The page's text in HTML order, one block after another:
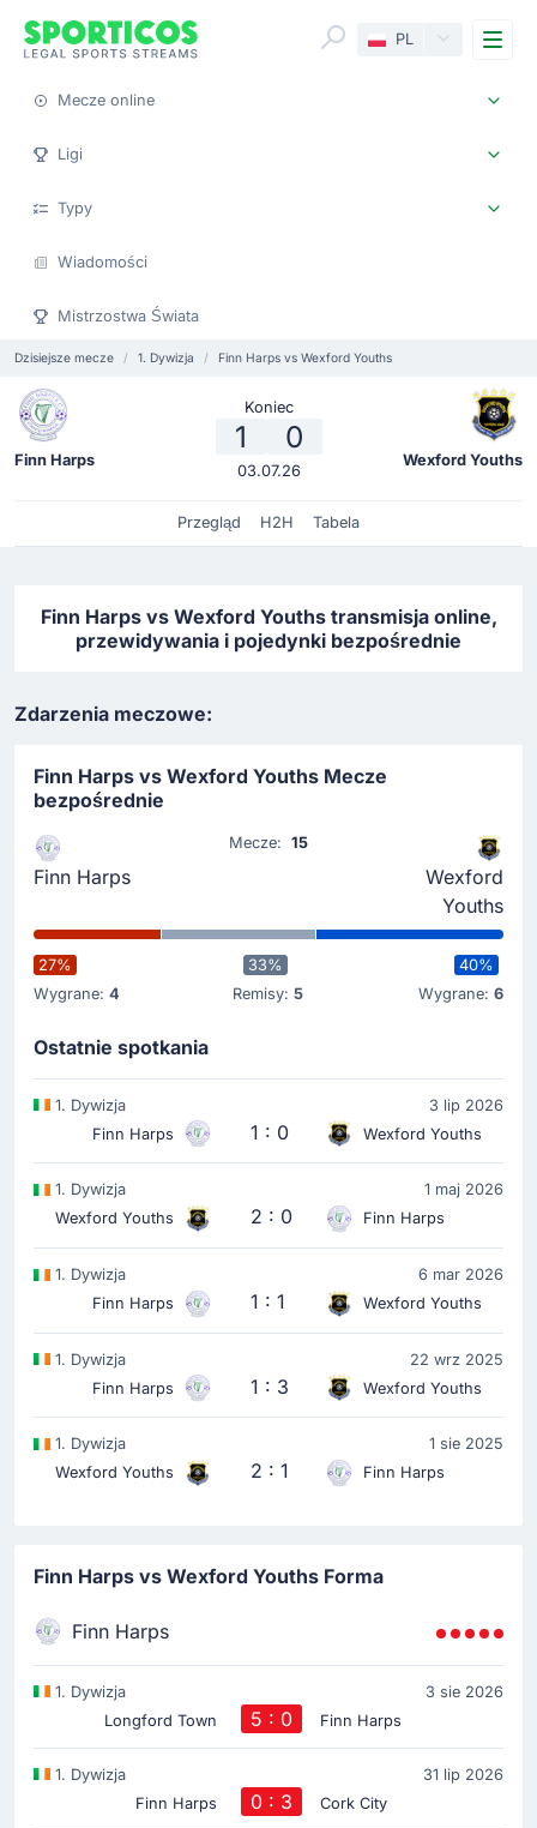
PL
Mecze online
Ligi
Typy
Wiadomości
Mistrzostwa Świata
Dzisiejsze mecze 1. Dywizja Finn Harps vs Wexford Youths
Finn Harps
Koniec
1 0
03.07.26
Wexford Youths
Przegląd H2H Tabela
Finn Harps vs Wexford Youths transmisja online,
przewidywania i pojedynki bezpośrednie
Zdarzenia meczowe:
Finn Harps vs Wexford Youths Mecze
bezpośrednie
Finn Harps
Mecze: 15
Wexford
Youths
27%
Wygrane: 4
33%
Remisy:5
40%
Wygrane: 6
Ostatnie spotkania
1. Dywizja
3 lip 2026
Finn Harps
1 : 0 Wexford Youths
1. Dywizja
1 maj 2026
Wexford Youths
2 : 0 Finn Harps
1. Dywizja
6 mar 2026
Finn Harps
1 : 1 Wexford Youths
1. Dywizja
22 wrz 2025
Finn Harps
1 : 3 Wexford Youths
1. Dywizja
1 sie 2025
Wexford Youths
2 : 1 Finn Harps
Finn Harps vs Wexford Youths Forma
Finn Harps
1. Dywizja
3 sie 2026
Longford Town
5 : 0 Finn Harps
1. Dywizja
31 lip 2026
Finn Harps
0 : 3 Cork City